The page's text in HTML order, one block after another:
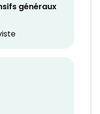
généraux